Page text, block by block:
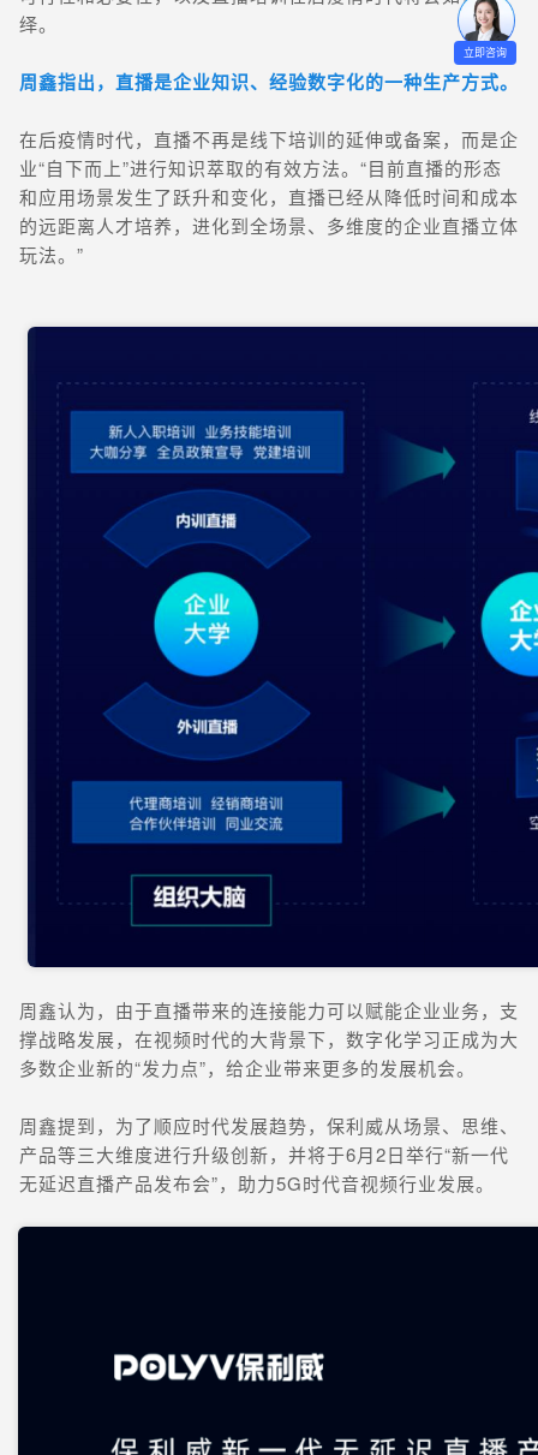
绎。
周鑫指出，直播是企业知识、经验数字化的一种生产方式。
在后疫情时代，直播不再是线下培训的延伸或备案，而是企
业“自下而上”进行知识萃取的有效方法。 “目前直播的形态
和应用场景发生了跃升和变化，直播已经从降低时间和成本
的远距离人才培养，进化到全场景、多维度的企业直播立体
玩法。”
周鑫认为，由于直播带来的连接能力可以赋能企业业务，支
撑战略发展，在视频时代的大背景下，数字化学习正成为大
多数企业新的“发力点”，给企业带来更多的发展机会。
周鑫提到，为了顺应时代发展趋势，保利威从场景、思维、
产品等三大维度进行升级创新，并将于6月2日举行“新一代
无延迟直播产品发布会”，助力5G时代音视频行业发展。
立即咨询